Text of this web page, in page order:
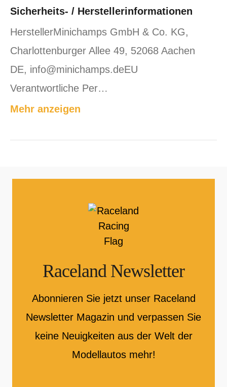
Sicherheits- / Herstellerinformationen
HerstellerMinichamps GmbH & Co. KG,
Charlottenburger Allee 49, 52068 Aachen
DE, info@minichamps.deEU
Verantwortliche Per…
Mehr anzeigen
Raceland Newsletter
Abonnieren Sie jetzt unser Raceland
Newsletter Magazin und verpassen Sie
keine Neuigkeiten aus der Welt der
Modellautos mehr!